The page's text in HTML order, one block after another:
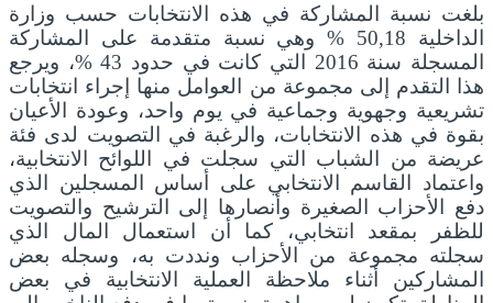
بلغت نسبة المشاركة في هذه الانتخابات حسب وزارة
الداخلية 50,18 % وهي نسبة متقدمة على المشاركة
المسجلة سنة 2016 التي كانت في حدود 43 %، ويرجع
هذا التقدم إلى مجموعة من العوامل منها إجراء انتخابات
تشريعية وجهوية وجماعية في يوم واحد، وعودة الأعيان
بقوة في هذه الانتخابات، والرغبة في التصويت لدى فئة
عريضة من الشباب التي سجلت في اللوائح الانتخابية،
واعتماد القاسم الانتخابي على أساس المسجلين الذي
دفع الأحزاب الصغيرة وأنصارها إلى الترشيح والتصويت
للظفر بمقعد انتخابي، كما أن استعمال المال الذي
سجلته مجموعة من الأحزاب ونددت به، وسجله بعض
المشاركين أثناء ملاحظة العملية الانتخابية في بعض